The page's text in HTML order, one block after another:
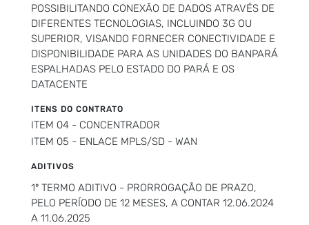
POSSIBILITANDO CONEXÃO DE DADOS ATRAVÉS DE
DIFERENTES TECNOLOGIAS, INCLUINDO 3G OU
SUPERIOR, VISANDO FORNECER CONECTIVIDADE E
DISPONIBILIDADE PARA AS UNIDADES DO BANPARÁ
ESPALHADAS PELO ESTADO DO PARÁ E OS
DATACENTE
ITENS DO CONTRATO
ITEM 04 - CONCENTRADOR
ITEM 05 - ENLACE MPLS/SD - WAN
ADITIVOS
1º TERMO ADITIVO - PRORROGAÇÃO DE PRAZO,
PELO PERÍODO DE 12 MESES, A CONTAR 12.06.2024
A 11.06.2025